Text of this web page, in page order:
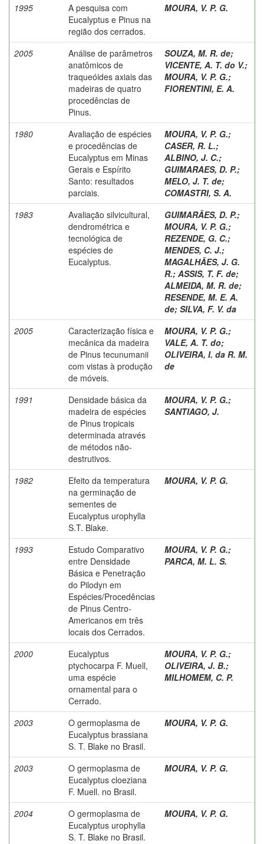
1995
A pesquisa com
Eucalyptus e Pinus na
região dos cerrados.
MOURA, V. P. G.
2005
Análise de parâmetros
anatômicos de
traqueóides axiais das
madeiras de quatro
procedências de
Pinus.
SOUZA, M. R. de;
VICENTE, A. T. do V.;
MOURA, V. P. G.;
FIORENTINI, E. A.
1980
Avaliação de espécies
e procedências de
Eucalyptus em Minas
Gerais e Espírito
Santo: resultados
parciais.
MOURA, V. P. G.;
CASER, R. L.;
ALBINO, J. C.;
GUIMARAES, D. P.;
MELO, J. T. de;
COMASTRI, S. A.
1983
Avaliação silvicultural,
dendrométrica e
tecnológica de
espécies de
Eucalyptus.
GUIMARÃES, D. P.;
MOURA, V. P. G.;
REZENDE, G. C.;
MENDES, C. J.;
MAGALHÃES, J. G.
R.; ASSIS, T. F. de;
ALMEIDA, M. R. de;
RESENDE, M. E. A.
de; SILVA, F. V. da
2005
Caracterização física e
mecânica da madeira
de Pinus tecunumanii
com vistas à produção
de móveis.
MOURA, V. P. G.;
VALE, A. T. do;
OLIVEIRA, I. da R. M.
de
1991
Densidade básica da
madeira de espécies
de Pinus tropicais
determinada através
de métodos não-
destrutivos.
MOURA, V. P. G.;
SANTIAGO, J.
1982
Efeito da temperatura
na germinação de
sementes de
Eucalyptus urophylla
S.T. Blake.
MOURA, V. P. G.
1993
Estudo Comparativo
entre Densidade
Básica e Penetração
do Pilodyn em
Espécies/Procedências
de Pinus Centro-
Americanos em três
locais dos Cerrados.
MOURA, V. P. G.;
PARCA, M. L. S.
2000
Eucalyptus
ptychocarpa F. Muell,
uma espécie
ornamental para o
Cerrado.
MOURA, V. P. G.;
OLIVEIRA, J. B.;
MILHOMEM, C. P.
2003
O germoplasma de
Eucalyptus brassiana
S. T. Blake no Brasil.
MOURA, V. P. G.
2003
O germoplasma de
Eucalyptus cloeziana
F. Muell. no Brasil.
MOURA, V. P. G.
2004
O germoplasma de
Eucalyptus urophylla
S. T. Blake no Brasil.
MOURA, V. P. G.